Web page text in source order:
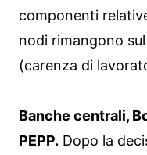
componenti
nodi rimangono
(carenza di
Banche centrali,
PEPP. Dopo la